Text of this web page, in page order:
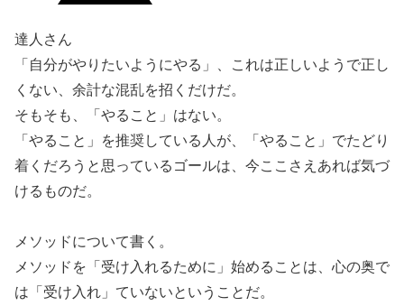
達人さん
「自分がやりたいようにやる」、これは正しいようで正し
くない、余計な混乱を招くだけだ。
そもそも、「やること」はない。
「やること」を推奨している人が、「やること」でたどり
着くだろうと思っているゴールは、今ここさえあれば気づ
けるものだ。
メソッドについて書く。
メソッドを「受け入れるために」始めることは、心の奥で
は「受け入れ」ていないということだ。